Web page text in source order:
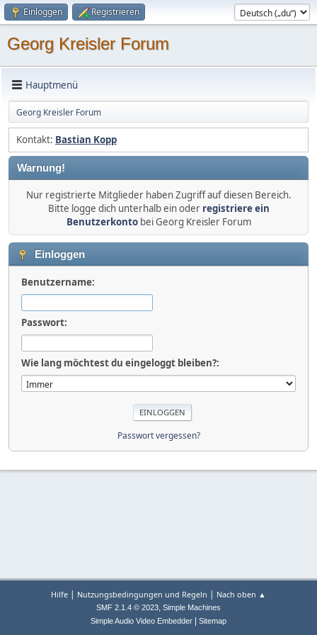
Einloggen Registrieren
Georg Kreisler Forum
Hauptmenü
Georg Kreisler Forum
Kontakt: Bastian Kopp
Warnung!
Nur registrierte Mitglieder haben Zugriff auf diesen Bereich.
Bitte logge dich unterhalb ein oder registriere ein
Benutzerkontobei Georg Kreisler Forum
Einloggen
Benutzername:
Passwort:
Wie lang möchtest du eingeloggt bleiben?:
Passwort vergessen?
Hilfe | Nutzungsbedingungen und Regeln | Nach oben ▲
SMF 2.1.4 © 2023, Simple Machines
Simple Audio Video Embedder
Sitemap